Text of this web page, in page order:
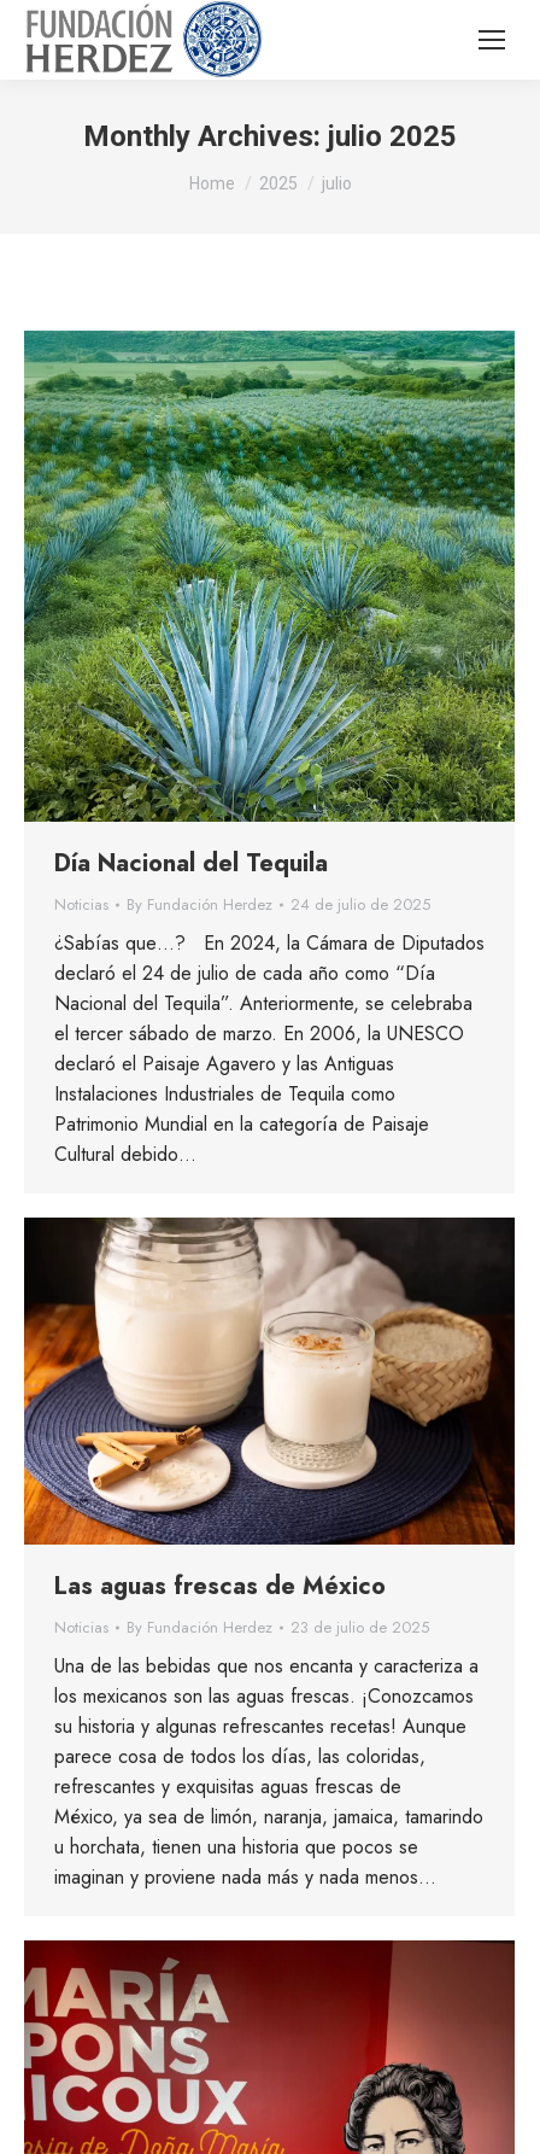
Monthly Archives: julio 2025
You are here:
Home 2025 julio
Día Nacional del Tequila
Noticias By Fundación Herdez 24 de julio de 2025
¿Sabías que…? En 2024, la Cámara de Diputados
declaró el 24 de julio de cada año como “Día
Nacional del Tequila”. Anteriormente, se celebraba
el tercer sábado de marzo. En 2006, la UNESCO
declaró el Paisaje Agavero y las Antiguas
Instalaciones Industriales de Tequila como
Patrimonio Mundial en la categoría de Paisaje
Cultural debido…
Las aguas frescas de México
Noticias By Fundación Herdez 23 de julio de 2025
Una de las bebidas que nos encanta y caracteriza a
los mexicanos son las aguas frescas. ¡Conozcamos
su historia y algunas refrescantes recetas! Aunque
parece cosa de todos los días, las coloridas,
refrescantes y exquisitas aguas frescas de
México, ya sea de limón, naranja, jamaica, tamarindo
u horchata, tienen una historia que pocos se
imaginan y proviene nada más y nada menos…